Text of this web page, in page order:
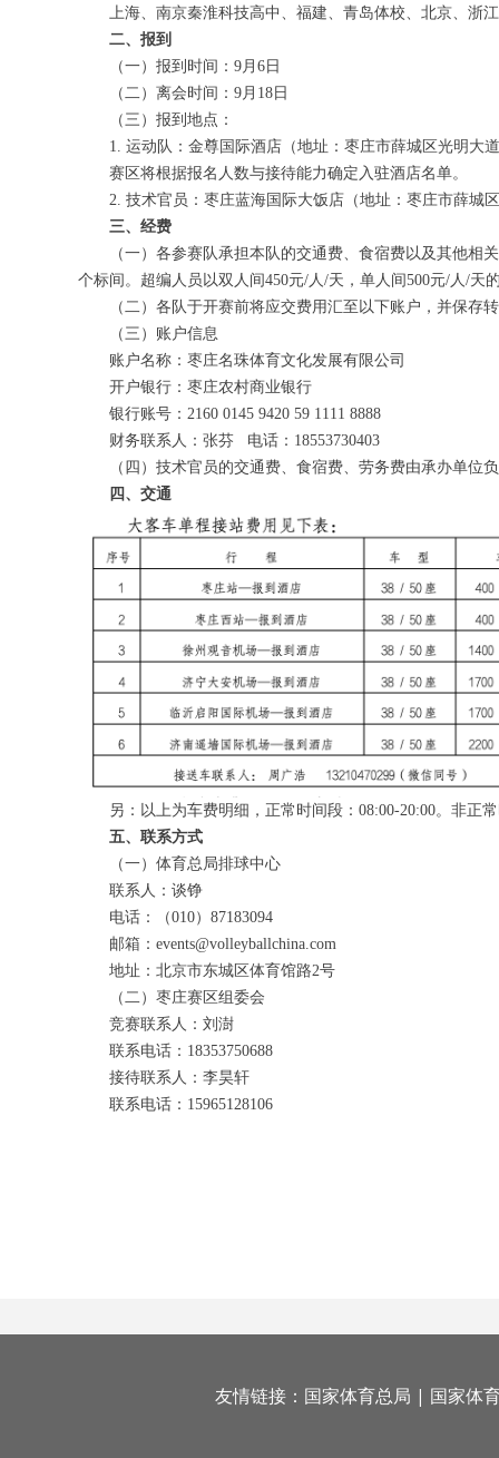
上海、南京秦淮科技高中、福建、青岛体校、北京、浙江
二、报到
（一）报到时间：9月6日
（二）离会时间：9月18日
（三）报到地点：
1. 运动队：金尊国际酒店（地址：枣庄市薛城区光明大道
赛区将根据报名人数与接待能力确定入驻酒店名单。
2. 技术官员：枣庄蓝海国际大饭店（地址：枣庄市薛城区
三、经费
（一）各参赛队承担本队的交通费、食宿费以及其他相关
个标间。超编人员以双人间450元/人/天，单人间500元/人/天
（二）各队于开赛前将应交费用汇至以下账户，并保存转
（三）账户信息
账户名称：枣庄名珠体育文化发展有限公司
开户银行：枣庄农村商业银行
银行账号：2160 0145 9420 59 1111 8888
财务联系人：张芬 电话：18553730403
（四）技术官员的交通费、食宿费、劳务费由承办单位
四、交通
另：以上为车费明细，正常时间段：08:00-20:00。非正
五、联系方式
（一）体育总局排球中心
联系人：谈铮
电话：（010）87183094
邮箱：events@volleyballchina.com
地址：北京市东城区体育馆路2号
（二）枣庄赛区组委会
竞赛联系人：刘澍
联系电话：18353750688
接待联系人：李昊轩
联系电话：15965128106
友情链接： 国家体育总局 | 国家体